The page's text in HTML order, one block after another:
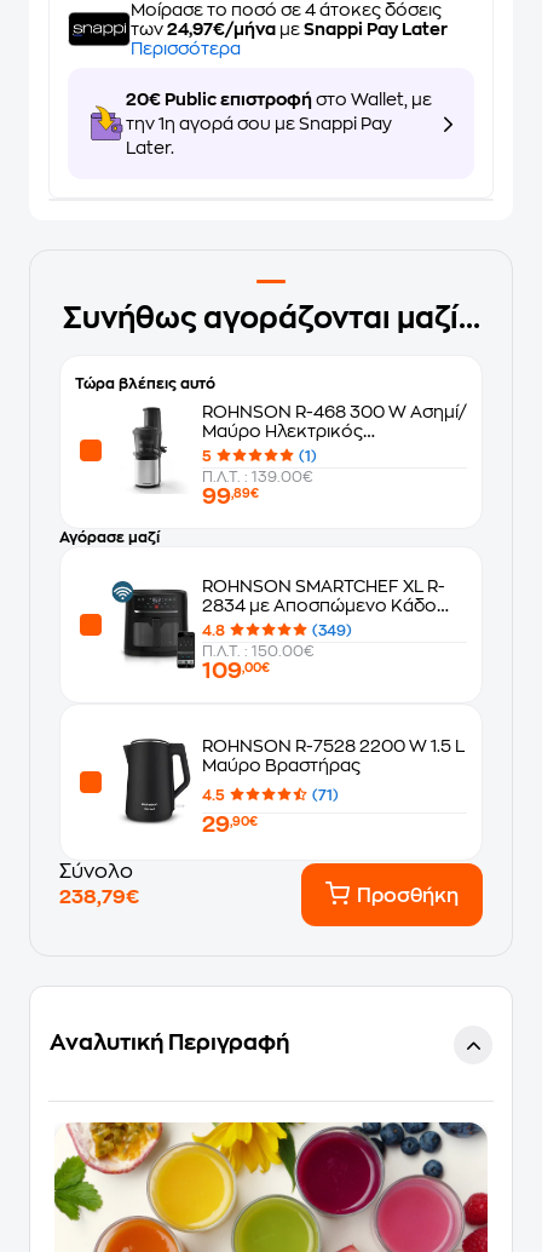
Μοίρασε το ποσό σε 4 άτοκες δόσεις
των 24,97€/μήνα με Snappi Pay Later
Περισσότερα
20€ Public επιστροφή στο Wallet, με
την 1η αγορά σου με Snappi Pay
Later.
Συνήθως αγοράζονται μαζί...
Τώρα βλέπεις αυτό
ROHNSON R-468 300 W Ασημί/
Μαύρο Ηλεκτρικός
Αποχυμωτής
5
(1)
Π.Λ.Τ. : 139.00€
99,89€
Αγόρασε μαζί
ROHNSON SMARTCHEF XL R-
2834 με Αποσπώμενο Κάδο
1800 W 8 L Μαύρο Φριτέζα
Αέρος
4.8
(349)
Π.Λ.Τ. : 150.00€
109,00€
ROHNSON R-7528 2200 W 1.5 L
Μαύρο Βραστήρας
4.5 (71)
29,90€
Σύνολο
238,79€
Προσθήκη
Αναλυτική Περιγραφή